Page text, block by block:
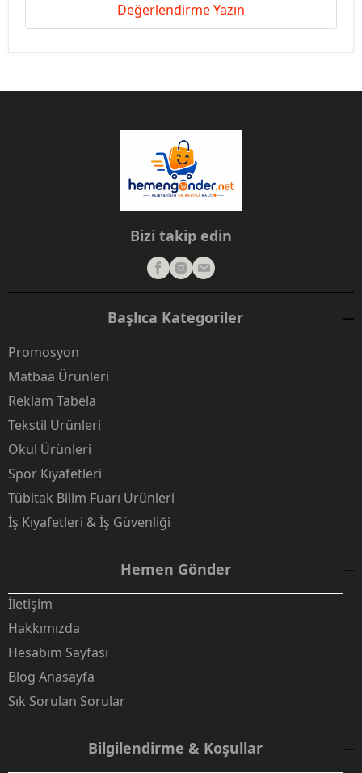
Değerlendirme Yazın
Bizi takip edin
Başlıca Kategoriler
Promosyon
Matbaa Ürünleri
Reklam Tabela
Tekstil Ürünleri
Okul Ürünleri
Spor Kıyafetleri
Tübitak Bilim Fuarı Ürünleri
İş Kıyafetleri & İş Güvenliği
Hemen Gönder
İletişim
Hakkımızda
Hesabım Sayfası
Blog Anasayfa
Sık Sorulan Sorular
Bilgilendirme & Koşullar